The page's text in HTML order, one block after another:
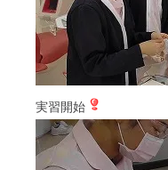
実習開始